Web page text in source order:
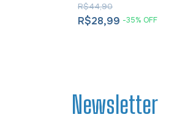
R$28,99 -35% OFF
R$44,90
Newsletter